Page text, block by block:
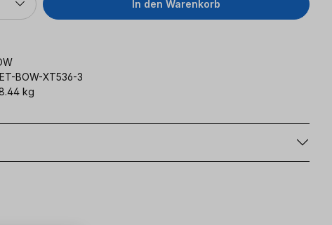
In den Warenkorb
BOW-XT536-3
kg